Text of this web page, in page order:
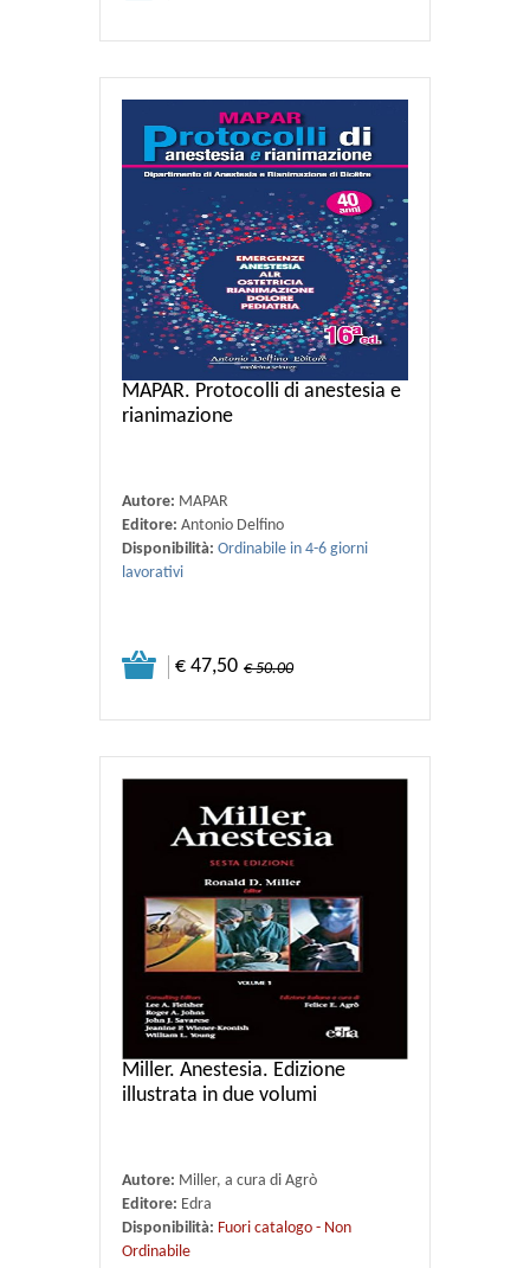
MAPAR. Protocolli di anestesia e
rianimazione
Autore: MAPAR
Editore: Antonio Delfino
Disponibilità: Ordinabile in 4-6 giorni
lavorativi
€ 47,50 € 50.00
Miller. Anestesia. Edizione
illustrata in due volumi
Autore: Miller, a cura di Agrò
Editore: Edra
Disponibilità: Fuori catalogo - Non
Ordinabile